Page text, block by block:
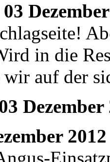
03
in die
auf der
Dezember